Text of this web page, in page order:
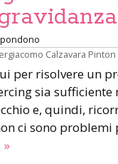
Calzavara Pinton
per risolvere un
sia sufficiente
e, quindi,
ci sono problemi
»